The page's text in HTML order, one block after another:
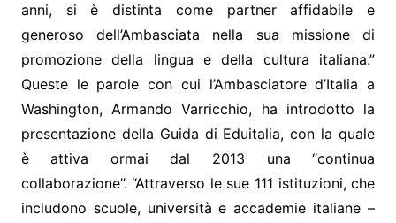
anni, si è distinta come partner affidabile e
generoso dell’Ambasciata nella sua missione di
promozione della lingua e della cultura italiana.”
Queste le parole con cui l’Ambasciatore d’Italia a
Washington, Armando Varricchio, ha introdotto la
presentazione della Guida di Eduitalia, con la quale
è attiva ormai dal 2013 una “continua
collaborazione”. “Attraverso le sue 111 istituzioni, che
includono scuole, università e accademie italiane –